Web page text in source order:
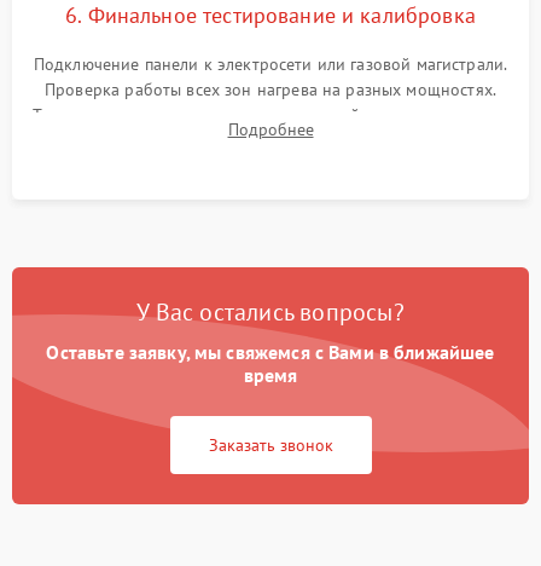
6. Финальное тестирование и калибровка
Подключение панели к электросети или газовой магистрали.
Проверка работы всех зон нагрева на разных мощностях.
Тестирование сенсорного управления, таймера, индикаторов
остаточного тепла и систем защиты от перегрева.
Подробнее
У Вас остались вопросы?
Оставьте заявку, мы свяжемся с Вами в ближайшее
время
Заказать звонок